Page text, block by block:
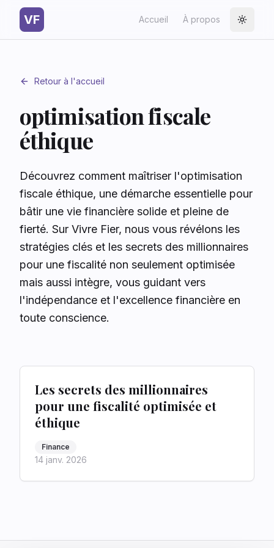
VF Accueil À propos Toggle
Retour à l'accueil
optimisation fiscale
éthique
Découvrez comment maîtriser l'optimisation
fiscale éthique, une démarche essentielle pour
bâtir une vie financière solide et pleine de
fierté. Sur Vivre Fier, nous vous révélons les
stratégies clés et les secrets des millionnaires
pour une fiscalité non seulement optimisée
mais aussi intègre, vous guidant vers
l'indépendance et l'excellence financière en
toute conscience.
Les secrets des millionnaires
pour une fiscalité optimisée et
éthique
Finance
14 janv. 2026